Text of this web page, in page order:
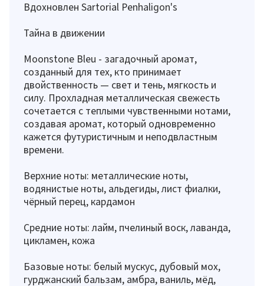
Вдохновлен Sartorial Penhaligon's
Тайна в движении
Moonstone Bleu - загадочный аромат,
созданный для тех, кто принимает
двойственность — свет и тень, мягкость и
силу. Прохладная металлическая свежесть
сочетается с теплыми чувственными нотами,
создавая аромат, который одновременно
кажется футуристичным и неподвластным
времени.
Верхние ноты: металлические ноты,
водянистые ноты, альдегиды, лист фиалки,
чёрный перец, кардамон
Средние ноты: лайм, пчелиный воск, лаванда,
цикламен, кожа
Базовые ноты: белый мускус, дубовый мох,
гурджанский бальзам, амбра, ваниль, мёд,